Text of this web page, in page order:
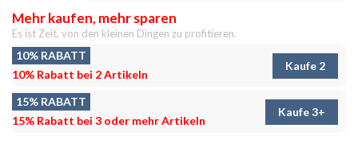
Mehr kaufen, mehr sparen
Es ist Zeit, von den kleinen Dingen zu profitieren.
10% RABATT
10% Rabatt bei 2 Artikeln
Kaufe 2
15% RABATT
15% Rabatt bei 3 oder mehr Artikeln
Kaufe 3+